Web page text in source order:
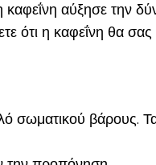
αύξησε την
ότι η καφεΐνη θα
σωματικού